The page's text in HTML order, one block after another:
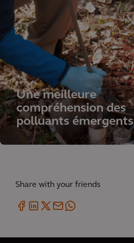
Une meilleure
compréhension des
polluants émergents
Share with your friends